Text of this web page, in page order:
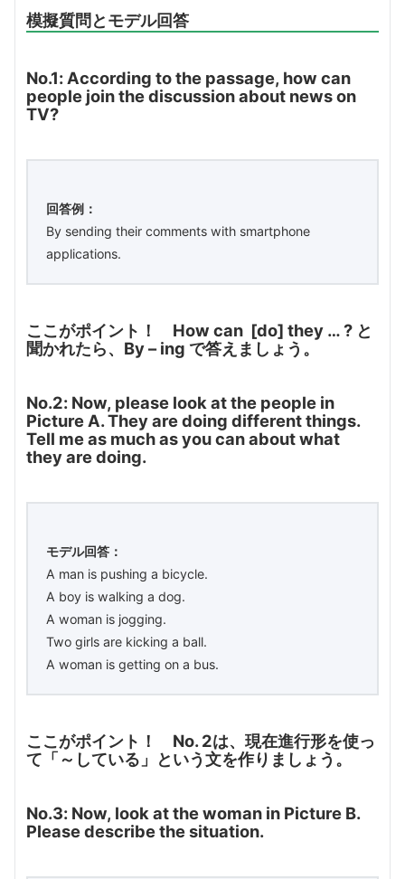
模擬質問とモデル回答
No.1: According to the passage, how can
people join the discussion about news on
TV?
回答例：
By sending their comments with smartphone
applications.
ここがポイント！ How can [do] they … ? と
聞かれたら、By – ing で答えましょう。
No.2: Now, please look at the people in
Picture A. They are doing different things.
Tell me as much as you can about what
they are doing.
モデル回答：
A man is pushing a bicycle.
A boy is walking a dog.
A woman is jogging.
Two girls are kicking a ball.
A woman is getting on a bus.
ここがポイント！ No. 2は、現在進行形を使っ
て「～している」という文を作りましょう。
No.3: Now, look at the woman in Picture B.
Please describe the situation.